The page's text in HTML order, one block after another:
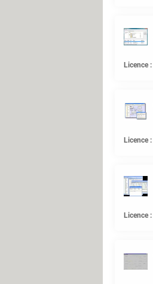
Licence :
Licence :
Licence :